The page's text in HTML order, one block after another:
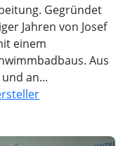
Gegründet
Jahren von Josef
einem
Aus
an...